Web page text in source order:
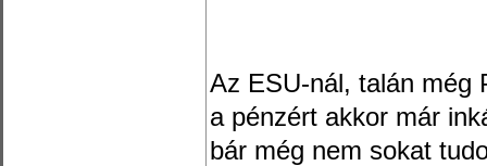
Az ESU-nál, talán még
a pénzért akkor már
bár még nem sokat